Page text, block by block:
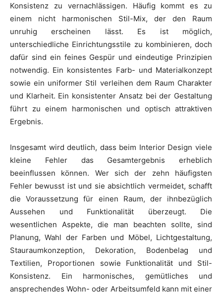
Konsistenz zu vernachlässigen. Häufig kommt es zu
einem nicht harmonischen Stil-Mix, der den Raum
unruhig erscheinen lässt. Es ist möglich,
unterschiedliche Einrichtungsstile zu kombinieren, doch
dafür sind ein feines Gespür und eindeutige Prinzipien
notwendig. Ein konsistentes Farb- und Materialkonzept
sowie ein uniformer Stil verleihen dem Raum Charakter
und Klarheit. Ein konsistenter Ansatz bei der Gestaltung
führt zu einem harmonischen und optisch attraktiven
Ergebnis.
Insgesamt wird deutlich, dass beim Interior Design viele
kleine Fehler das Gesamtergebnis erheblich
beeinflussen können. Wer sich der zehn häufigsten
Fehler bewusst ist und sie absichtlich vermeidet, schafft
die Voraussetzung für einen Raum, der ihnbezüglich
Aussehen und Funktionalität überzeugt. Die
wesentlichen Aspekte, die man beachten sollte, sind
Planung, Wahl der Farben und Möbel, Lichtgestaltung,
Stauraumkonzeption, Dekoration, Bodenbelag und
Textilien, Proportionen sowie Funktionalität und Stil-
Konsistenz. Ein harmonisches, gemütliches und
ansprechendes Wohn- oder Arbeitsumfeld kann mit einer